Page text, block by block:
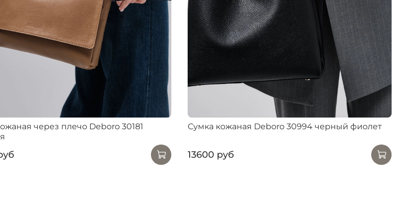
через плечо Deboro 30181
Сумка кожаная Deboro 30994 черный фиолет
13600 руб